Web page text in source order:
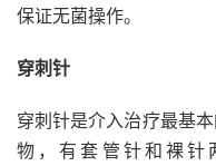
保证无菌操作。
穿刺针
穿刺针是介入治疗最基
物，有套管针和裸针